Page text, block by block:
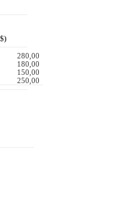
280,00
180,00
150,00
250,00